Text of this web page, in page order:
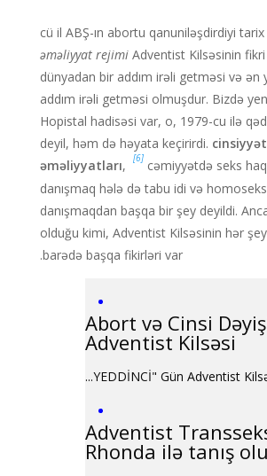
əməliyyat rejimiAdventist Kilsəsinin
dünyadan bir addım irəli getməsi və ən
addım irəli getməsi olmuşdur. Bizdə
Hopistal hadisəsi var, o, 1979-cu ilə
deyil, həm də həyata keçirirdi.
əməliyyatları, [6] cəmiyyətdə seks
danışmaq hələ də tabu idi və
danışmaqdan başqa bir şey deyildi.
olduğu kimi, Adventist Kilsəsinin hər
barədə başqa fikirləri var.
Abort və Cinsi
Adventist Kilsəsi
Adventist
Rhonda ilə tanış